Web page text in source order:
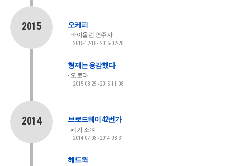
2015 오케피
바이올린 연주자
2015-12-18~2016-02-28
형제는 용감했다
오로라
2015-08-25~2015-11-08
2014 브로드웨이 42번가
페기 소여
2014-07-08~2014-08-31
헤드윅